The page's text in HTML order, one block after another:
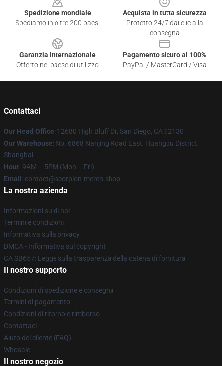
Spedizione mondiale
Spediamo in oltre 200 paesi
Acquista in tutta sicurezza
Protetto 24/7 dai clic alla
consegna
Garanzia internazionale
Offerto nel paese di utilizzo
Pagamento sicuro al 100%
PayPal / MasterCard / Visa
Contattaci
Our Head Office: 12680 High Bluff Dr, San Diego, CA 92130
Our Warehouse: No. 6868 Nanjing Road East, Huangpu District,
Shanghai
Hour: 9AM – 5PM (Mon – Fri)
Email : contact@scorpion-merch.shop
La nostra azienda
Informazioni su di noi
Termini e condizioni
Informativa sulla privacy
DMCA - Informativa sul copyright
CA SB657: Legge sulla trasparenza della catena di fornitura
Il nostro supporto
Condizioni di spedizione e consegna
Termini di pagamento
Condizioni di ritorno e rimborso
Contattaci
Aiuto del cliente (FAQ)
Whosale
Il nostro negozio